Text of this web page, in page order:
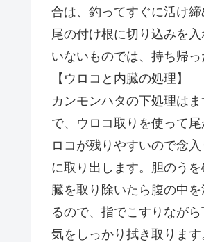
合は、釣ってすぐに活け
尾の付け根に切り込みを
いないものでは、持ち帰
【ウロコと内臓の処理】
カンモンハタの下処理は
で、ウロコ取りを使って
ロコが残りやすいので念
に取り出します。胆のう
臓を取り除いたら腹の中
るので、指でこすりなが
気をしっかり拭き取りま